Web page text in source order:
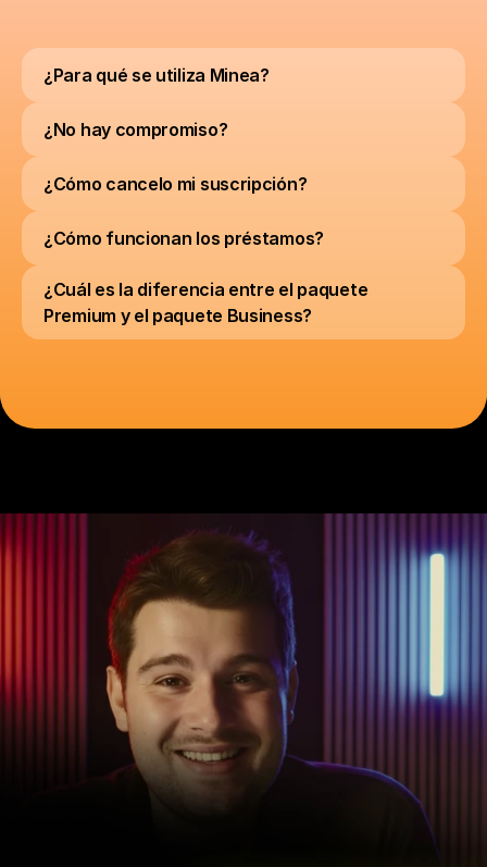
¿Para qué se utiliza Minea?
¿No hay compromiso?
¿Cómo cancelo mi suscripción?
¿Cómo funcionan los préstamos?
¿Cuál es la diferencia entre el paquete
Premium y el paquete Business?